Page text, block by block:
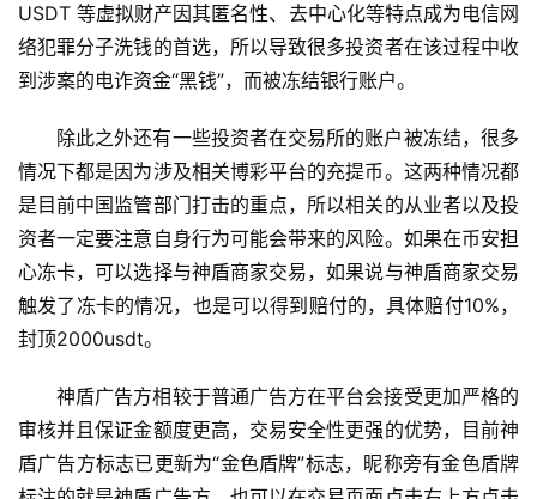
USDT 等虚拟财产因其匿名性、去中心化等特点成为电信网
络犯罪分子洗钱的首选，所以导致很多投资者在该过程中收
到涉案的电诈资金“黑钱”，而被冻结银行账户。
除此之外还有一些投资者在交易所的账户被冻结，很多
情况下都是因为涉及相关博彩平台的充提币。这两种情况都
是目前中国监管部门打击的重点，所以相关的从业者以及投
资者一定要注意自身行为可能会带来的风险。如果在币安担
心冻卡，可以选择与神盾商家交易，如果说与神盾商家交易
触发了冻卡的情况，也是可以得到赔付的，具体赔付10%，
封顶2000usdt。
神盾广告方相较于普通广告方在平台会接受更加严格的
审核并且保证金额度更高，交易安全性更强的优势，目前神
盾广告方标志已更新为“金色盾牌”标志，昵称旁有金色盾牌